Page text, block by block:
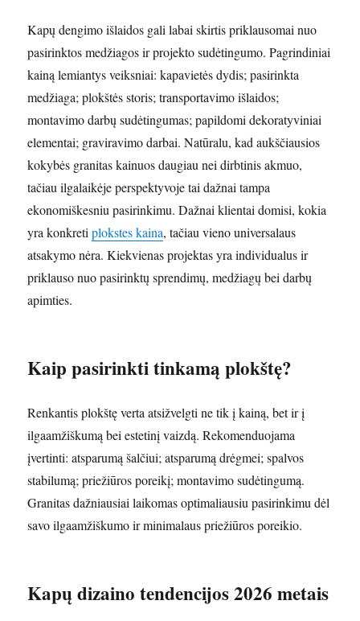
Kapų dengimo išlaidos gali labai skirtis priklausomai nuo
pasirinktos medžiagos ir projekto sudėtingumo. Pagrindiniai
kainą lemiantys veiksniai: kapavietės dydis; pasirinkta
medžiaga; plokštės storis; transportavimo išlaidos;
montavimo darbų sudėtingumas; papildomi dekoratyviniai
elementai; graviravimo darbai. Natūralu, kad aukščiausios
kokybės granitas kainuos daugiau nei dirbtinis akmuo,
tačiau ilgalaikėje perspektyvoje tai dažnai tampa
ekonomiškesniu pasirinkimu. Dažnai klientai domisi, kokia
yra konkretiplokstes kaina, tačiau vieno universalaus
atsakymo nėra. Kiekvienas projektas yra individualus ir
priklauso nuo pasirinktų sprendimų, medžiagų bei darbų
apimties.
Kaip pasirinkti tinkamą plokštę?
Renkantis plokštę verta atsižvelgti ne tik į kainą, bet ir į
ilgaamžiškumą bei estetinį vaizdą. Rekomenduojama
įvertinti: atsparumą šalčiui; atsparumą drėgmei; spalvos
stabilumą; priežiūros poreikį; montavimo sudėtingumą.
Granitas dažniausiai laikomas optimaliausiu pasirinkimu dėl
savo ilgaamžiškumo ir minimalaus priežiūros poreikio.
Kapų dizaino tendencijos 2026 metais